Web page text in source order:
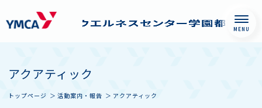
toネスセンター学園
アクアティック
トップページ 活動案内・報告 アクアティック